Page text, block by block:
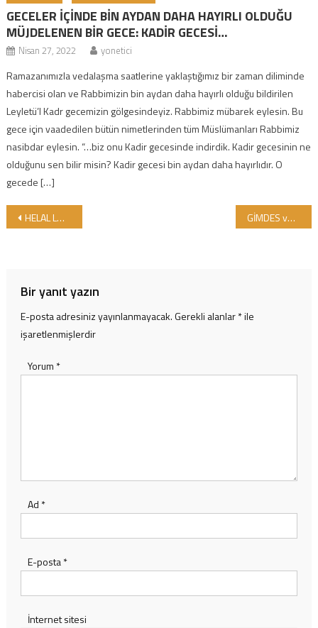
GECELER İÇİNDE BİN AYDAN DAHA HAYIRLI OLDUĞU
MÜJDELENEN BİR GECE: KADİR GECESİ…
Nisan 27, 2022 yonetici
Ramazanımızla vedalaşma saatlerine yaklaştığımız bir zaman diliminde
habercisi olan ve Rabbimizin bin aydan daha hayırlı olduğu bildirilen
Leyletü’l Kadr gecemizin gölgesindeyiz. Rabbimiz mübarek eylesin. Bu
gece için vaadedilen bütün nimetlerinden tüm Müslümanları Rabbimiz
nasibdar eylesin. “…biz onu Kadir gecesinde indirdik. Kadir gecesinin ne
olduğunu sen bilir misin? Kadir gecesi bin aydan daha hayırlıdır. O
gecede […]
Yazı gezinmesi
HELAL LOKMA SEVDALILARI WHC İLE BİRLİKTE 2017 EKİM’DE TÜRKİYE’DE BULUŞUYORLAR GİMDES ve World Halal Council Uluslararası İslam Ekonomisi, Finans ve Etik Kongresi’ne katılacak
Bir yanıt yazın
E-posta adresiniz yayınlanmayacak.Gerekli alanlar*ile
işaretlenmişlerdir
Yorum *
Ad *
E-posta*
İnternet sitesi